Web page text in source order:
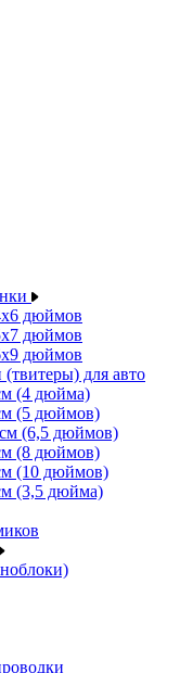
дюймов
дюймов
дюймов
для авто
(4 дюйма)
(5 дюймов)
(6,5 дюймов)
(8 дюймов)
(10 дюймов)
(3,5 дюйма)